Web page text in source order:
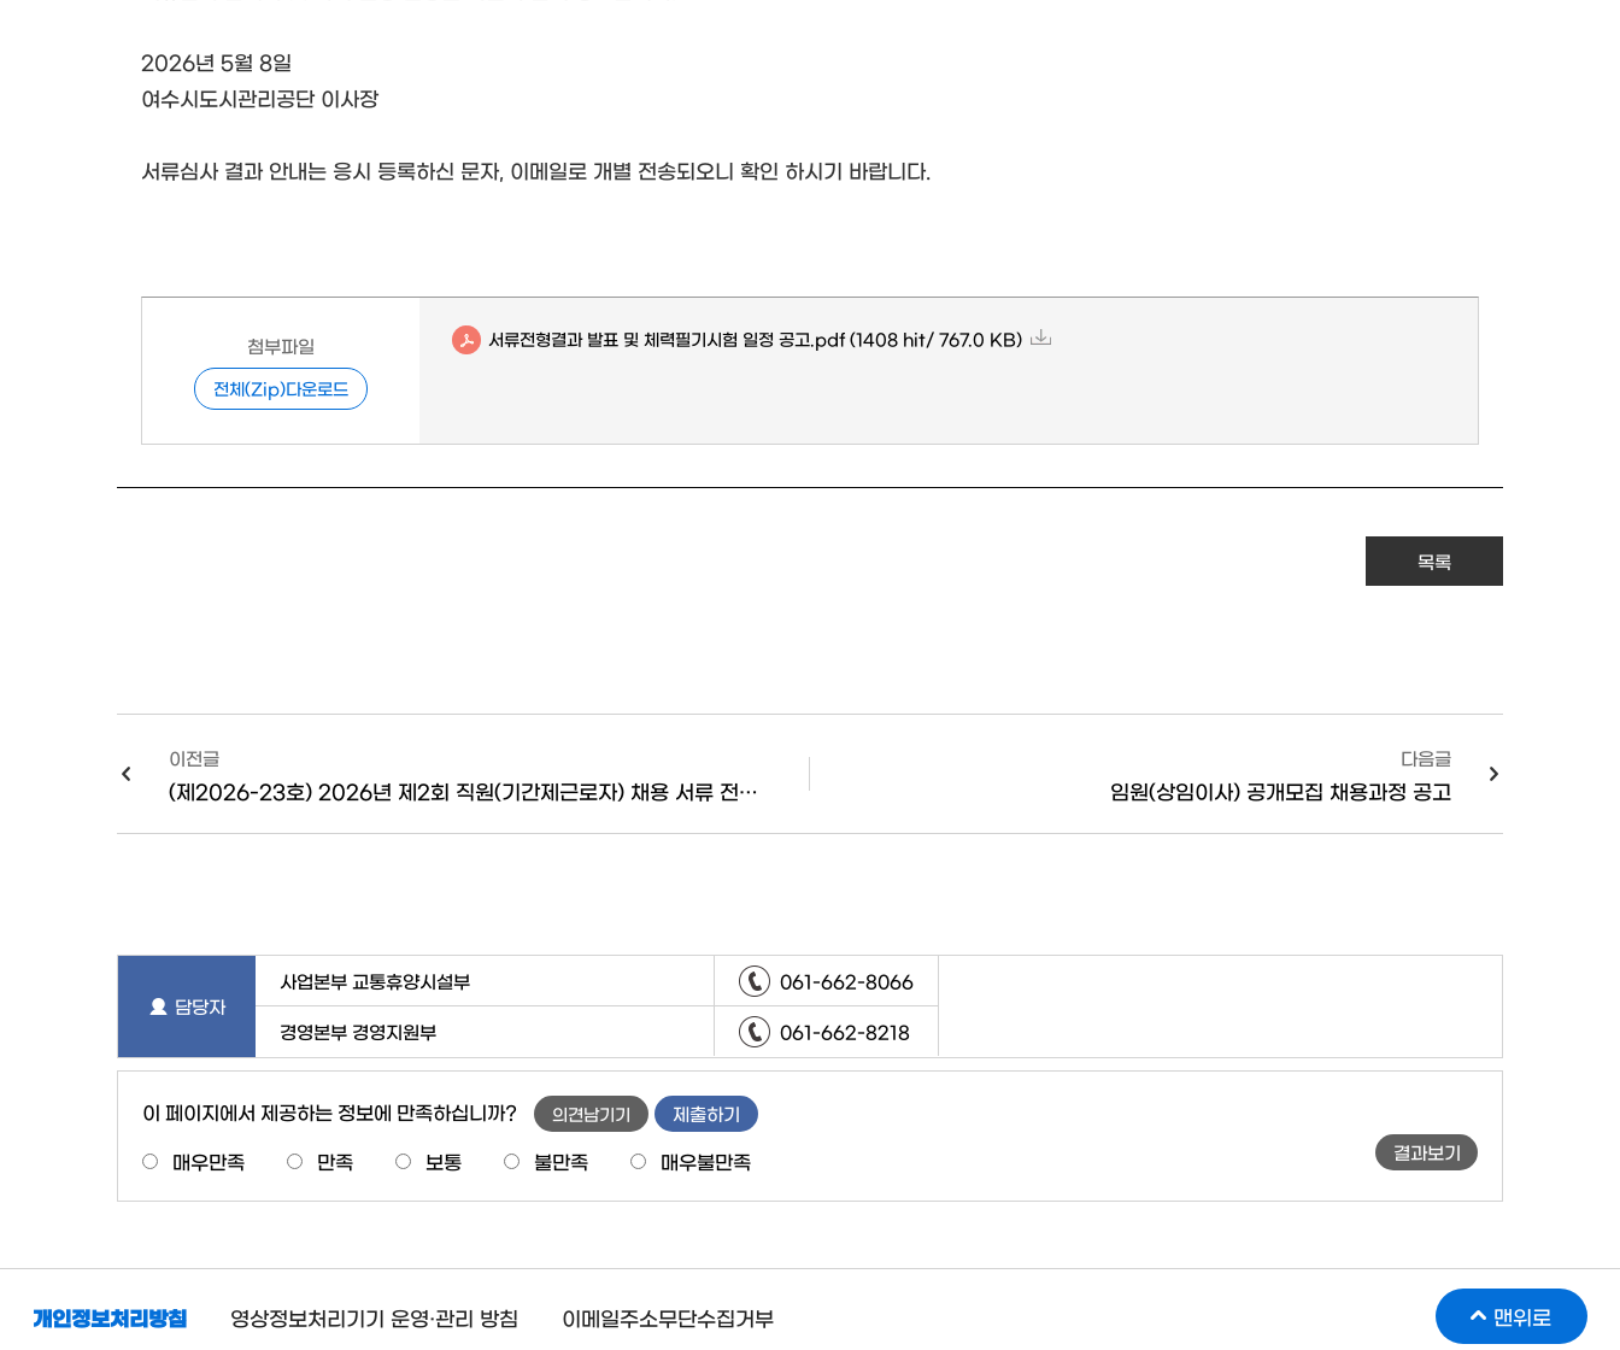
2026년 5월 8일
여수시도시관리공단 이사장
서류심사 결과 안내는 응시 등록하신 문자, 이메일로 개별 전송되오니 확인 하시기 바랍니다.
첨부파일
전체(Zip)다운로드
서류전형결과 발표 및 체력필기시험 일정 공고.pdf (1408 hit/ 767.0 KB)
목록
이전글
(제2026-23호) 2026년 제2회 직원(기간제근로자) 채용 서류 전형 결과 발표 및 면접시험 일정 공고
다음글
임원(상임이사) 공개모집 채용과정 공고
담당자
사업본부 교통휴양시설부
경영본부 경영지원부
061-662-8066
061-662-8218
이 페이지에서 제공하는 정보에 만족하십니까?
매우만족 만족 보통 불만족 매우불만족
의견남기기 제출하기
결과보기
개인정보처리방침 영상정보처리기기 운영·관리 방침 이메일주소무단수집거부 맨위로